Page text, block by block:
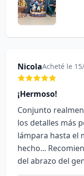
NicolaAcheté le
¡Hermoso!
Conjunto
los detalles más
lámpara hasta el
hecho...
del abrazo del